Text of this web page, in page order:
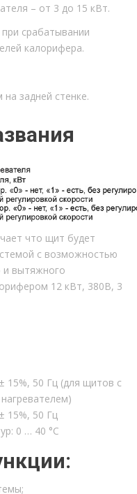
– от 3 до 15 кВт.
срабатывании
калорифера.
задней стенке.
что щит будет
с возможностью
и вытяжного
12 кВт, 380В, 3
15%, 50 Гц (для щитов с
15%, 50 Гц
0 … 40 °С